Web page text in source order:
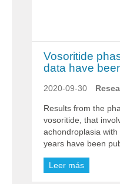
Vosoritide
data have
2020-09-30
Results from the
vosoritide, that
achondroplasia
years have been
Leer más